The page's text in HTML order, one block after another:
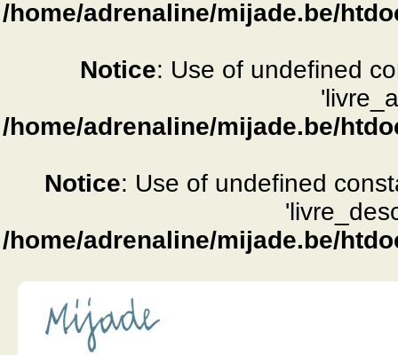
/home/adrenaline/mijade.be/
Notice: Use of undefined
/home/adrenaline/mijade.be/
Notice: Use of undefined
/home/adrenaline/mijade.be/